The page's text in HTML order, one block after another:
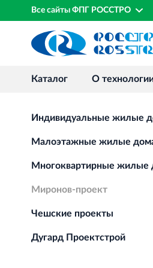
Все сайты ФПГ РОССТРО
Каталог О
Индивидуальные жилые
Малоэтажные жилые
Многоквартирные жилые
Миронов-проект
Чешские проекты
Дугард Проектстрой